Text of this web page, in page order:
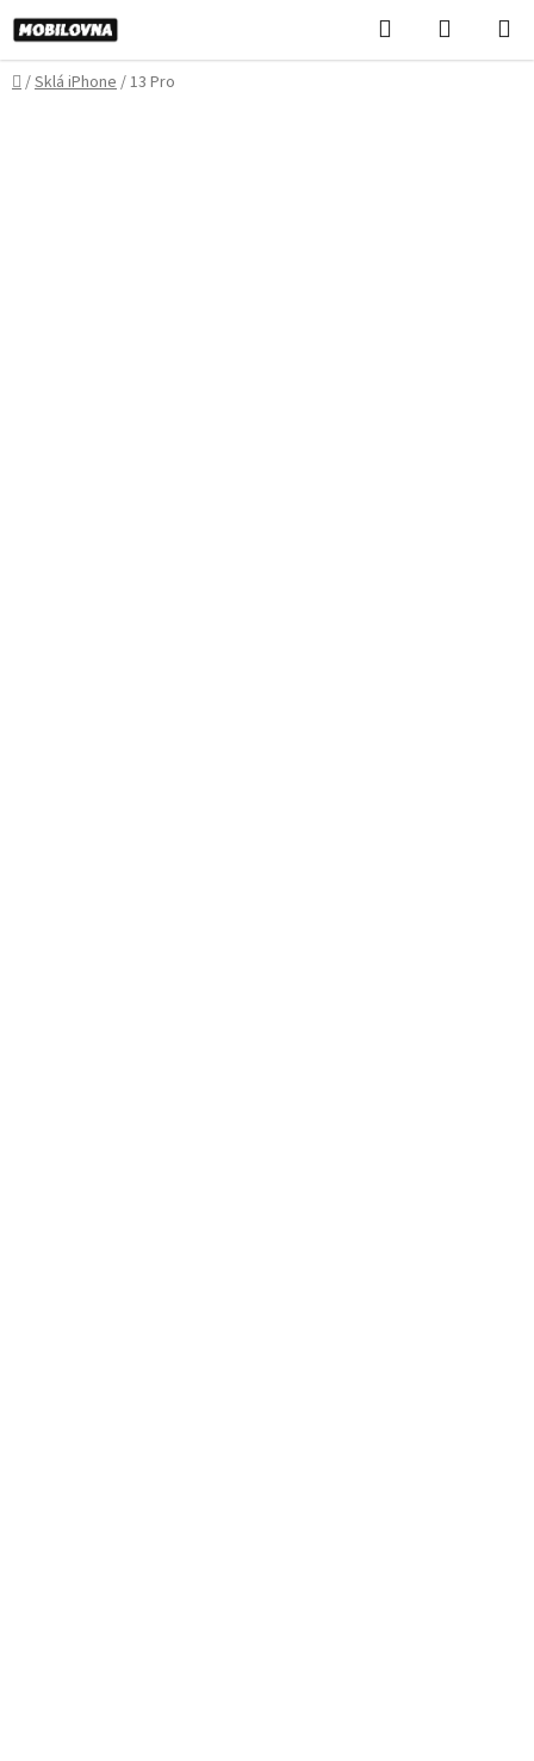
Prejsť
na
obsah
Hľadať
KOŠÍK
Domov
/Sklá iPhone/13 Pro